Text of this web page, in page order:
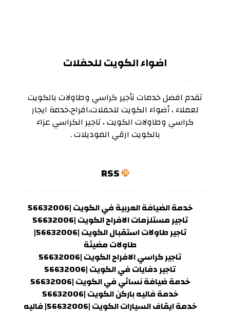
اضواء الكويت للحفلات
تقدم افضل خدمات تأجير كراسي وطاولات بالكويت
لعملاء ، أضواء الكويت للحفلات،افراح،خدمة ايجار
كراسي وطاولات الكويت ، تاجير الكراسي عزاء
بالكويت ارقي الموديلات .
RSS
خدمة الضيافة العربية في الكويت |56632006
تاجير مستلزمات الافراح الكويت |56632006
تاجير طاولات استقبال الكويت |56632006|
طاولات مضيئة
تاجير كراسي الافراح الكويت |56632006
تاجير دفايات في الكويت |56632006
خدمة ضيافة نسائي في الكويت |56632006
خدمة فاليه باركن الكويت |56632006
خدمة ايقاف السيارات الكويت |56632006| فاليه